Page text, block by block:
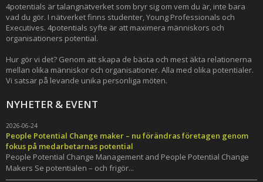
4potentials är talangnätverket som bryr sig om vem du är, inte bara
vad du gör. I nätverket finns studenter, Young Professionals och
Executives. 4potentials syfte är att maximera människors och
organisationers potential.
Hur gör vi det? Genom att skapa de bästa och mest äkta relationerna
mellan olika människor och organisationer. Alla med olika potentialer.
Vi satsar på levande unika personliga möten.
NYHETER & EVENT
2026-06-24
People Potential Change maker – nu förändras företagen genom
fokus på medarbetarnas potential
People Potential Change Management and People Potential Change
Makers Se potentialen – och frigör...